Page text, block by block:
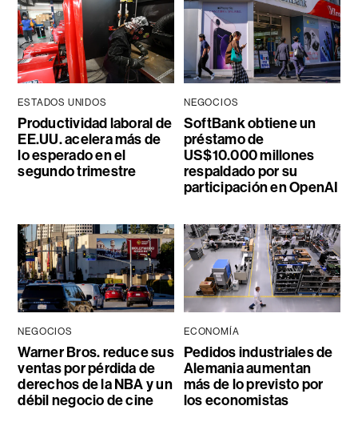
ESTADOS UNIDOS
Productividad laboral de
EE.UU. acelera más de
lo esperado en el
segundo trimestre
NEGOCIOS
SoftBank obtiene un
préstamo de
US$10.000 millones
respaldado por su
participación en OpenAI
NEGOCIOS
Warner Bros. reduce sus
ventas por pérdida de
derechos de la NBA y un
débil negocio de cine
ECONOMÍA
Pedidos industriales de
Alemania aumentan
más de lo previsto por
los economistas